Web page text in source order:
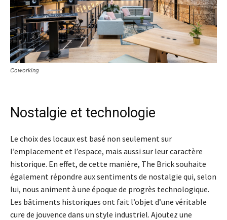
Coworking
Nostalgie et technologie
Le choix des locaux est basé non seulement sur
l’emplacement et l’espace, mais aussi sur leur caractère
historique. En effet, de cette manière, The Brick souhaite
également répondre aux sentiments de nostalgie qui, selon
lui, nous animent à une époque de progrès technologique.
Les bâtiments historiques ont fait l’objet d’une véritable
cure de jouvence dans un style industriel. Ajoutez une